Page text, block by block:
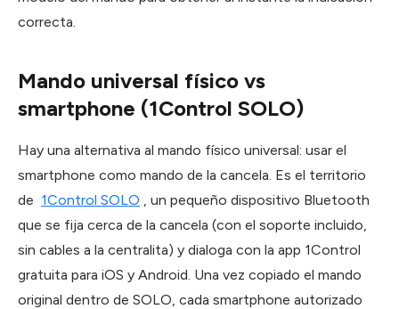
correcta.
Mando universal físico vs
smartphone (1Control SOLO)
Hay una alternativa al mando físico universal: usar el
smartphone como mando de la cancela. Es el territorio
de 1Control SOLO , un pequeño dispositivo Bluetooth
que se fija cerca de la cancela (con el soporte incluido,
sin cables a la centralita) y dialoga con la app 1Control
gratuita para iOS y Android. Una vez copiado el mando
original dentro de SOLO, cada smartphone autorizado